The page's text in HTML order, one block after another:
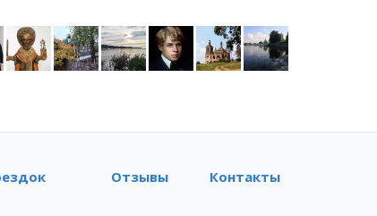
Отзывы Контакты